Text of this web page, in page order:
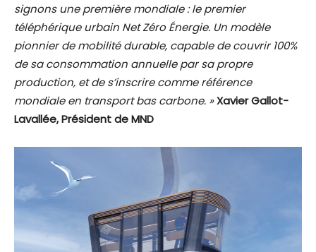
signons une première mondiale : le premier
téléphérique urbain Net Zéro Énergie. Un modèle
pionnier de mobilité durable, capable de couvrir 100%
de sa consommation annuelle par sa propre
production, et de s’inscrire comme référence
mondiale en transport bas carbone. »Xavier Gallot-
Lavallée, Président de MND